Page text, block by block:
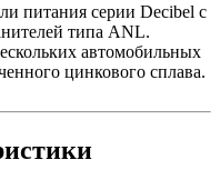
питания серии Decibel с
типа ANL.
автомобильных
цинкового сплава.